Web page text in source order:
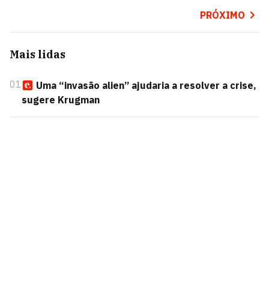
PRÓXIMO
Mais lidas
01
Uma “invasão alien” ajudaria a resolver a crise,
sugere Krugman